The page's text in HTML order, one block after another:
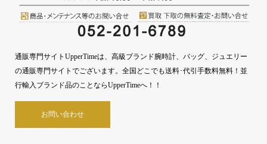
通販専門サイトUpperTimeは、高級ブランド腕時計、バッグ、ジュエリー
の通販専門サイトでございます。全国どこでも送料･代引手数料無料！並
行輸入ブランド品のことならUpperTimeへ！！
お問い合わせ